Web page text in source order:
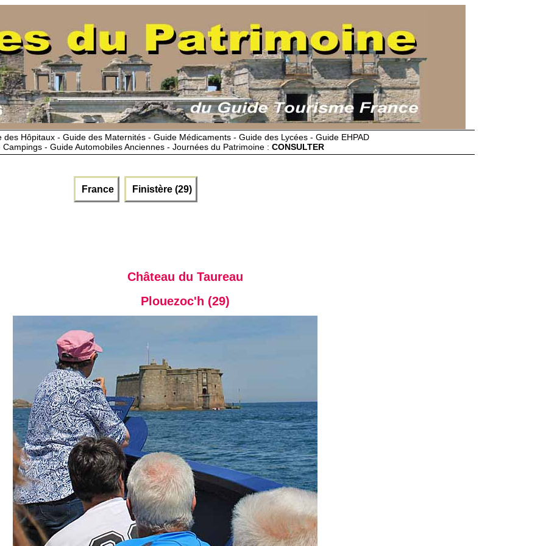
Hôpitaux - Guide des Maternités - Guide Médicaments - Guide des Lycées - Guide EHPAD
- Guide Automobiles Anciennes - Journées du Patrimoine : CONSULTER
France Finistère (29)
Château du Taureau
Plouezoc'h (29)